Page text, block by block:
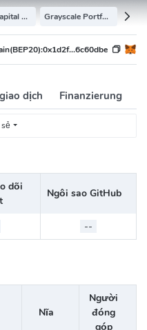
Pantera Capital Portfolio Grayscale Portfolio
0x1d2f...6c60dbe
dịch Finanzierung
dõi
Ngôi sao GitHub
--
Nĩa
Người
đóng
góp